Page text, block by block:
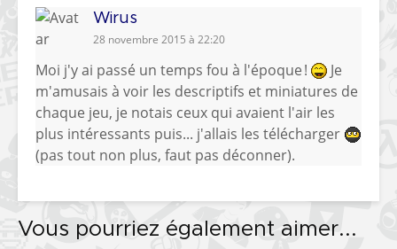
Wirus
28 novembre 2015 à 22:20
Moi j'y ai passé un temps fou à l'époque !
Je
m'amusais à voir les descriptifs et miniatures de
chaque jeu, je notais ceux qui avaient l'air les
plus intéressants puis... j'allais les télécharger
(pas tout non plus, faut pas déconner).
Vous pourriez également aimer...